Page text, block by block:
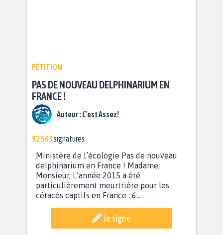
PÉTITION
PAS DE NOUVEAU DELPHINARIUM EN
FRANCE !
Auteur : C'est Assez!
92 563signatures
Ministère de l’écologie Pas de nouveau
delphinarium en France ! Madame,
Monsieur, L’année 2015 a été
particulièrement meurtrière pour les
cétacés captifs en France : 6...
Je signe